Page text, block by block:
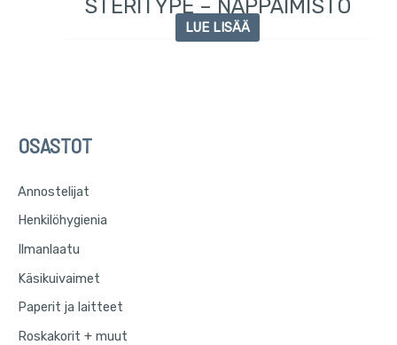
OSASTOT
Annostelijat
Henkilöhygienia
Ilmanlaatu
Käsikuivaimet
Paperit ja laitteet
Roskakorit + muut
E
s
i
:
STERITYPE – NÄPPÄIMISTÖ
LUE LISÄÄ